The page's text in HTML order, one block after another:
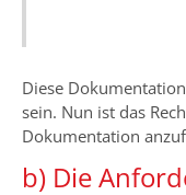
Diese
sein. Nun ist das
Dokumentation
b) Die